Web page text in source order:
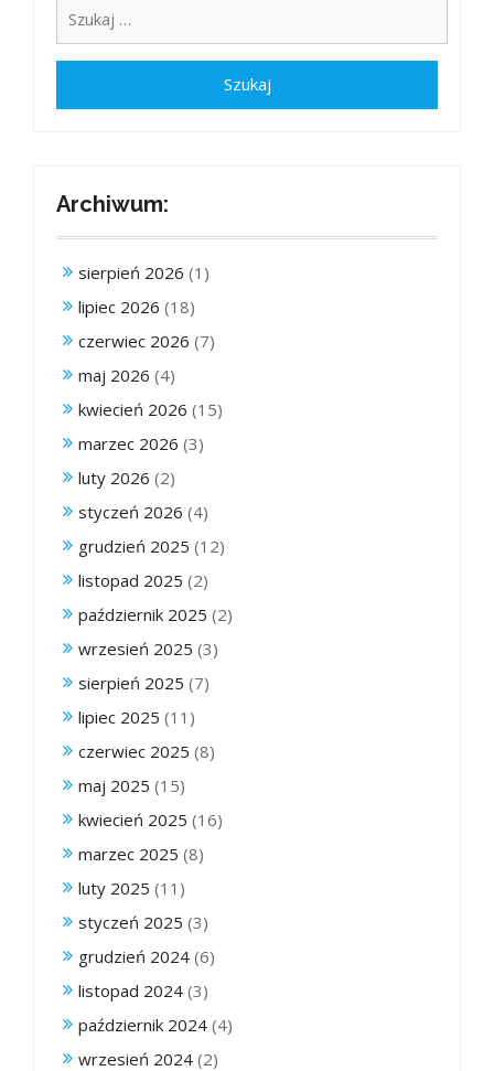
Archiwum:
sierpień 2026 (1)
lipiec 2026 (18)
czerwiec 2026 (7)
maj 2026 (4)
kwiecień 2026 (15)
marzec 2026 (3)
luty 2026 (2)
styczeń 2026 (4)
grudzień 2025 (12)
listopad 2025 (2)
październik 2025 (2)
wrzesień 2025 (3)
sierpień 2025 (7)
lipiec 2025 (11)
czerwiec 2025 (8)
maj 2025 (15)
kwiecień 2025 (16)
marzec 2025 (8)
luty 2025 (11)
styczeń 2025 (3)
grudzień 2024 (6)
listopad 2024 (3)
październik 2024 (4)
wrzesień 2024 (2)